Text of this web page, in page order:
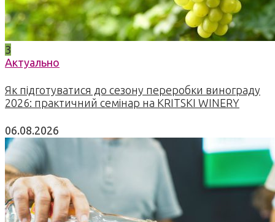
3
Актуально
Як підготуватися до сезону переробки винограду
2026: практичний семінар на KRITSKI WINERY
06.08.2026